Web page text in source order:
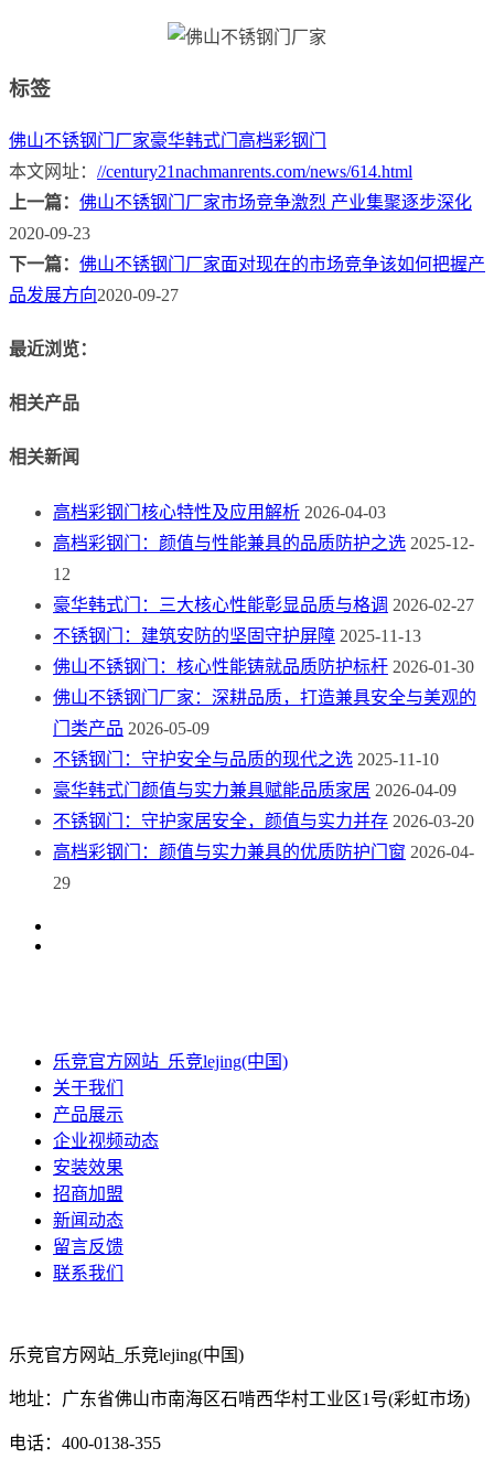
标签
佛山不锈钢门厂家豪华韩式门 高档彩钢门
本文网址： //century21nachmanrents.com/news/614.html
上一篇： 佛山不锈钢门厂家市场竞争激烈 产业集聚逐步深化
2020-09-23
下一篇： 佛山不锈钢门厂家面对现在的市场竞争该如何把握产
品发展方向2020-09-27
最近浏览：
相关产品
相关新闻
高档彩钢门核心特性及应用解析 2026-04-03
高档彩钢门：颜值与性能兼具的品质防护之选 2025-12-
12
豪华韩式门：三大核心性能彰显品质与格调 2026-02-27
不锈钢门：建筑安防的坚固守护屏障 2025-11-13
佛山不锈钢门：核心性能铸就品质防护标杆 2026-01-30
佛山不锈钢门厂家：深耕品质，打造兼具安全与美观的
门类产品 2026-05-09
不锈钢门：守护安全与品质的现代之选 2025-11-10
豪华韩式门颜值与实力兼具赋能品质家居 2026-04-09
不锈钢门：守护家居安全，颜值与实力并存 2026-03-20
高档彩钢门：颜值与实力兼具的优质防护门窗 2026-04-
29
乐竞官方网站_乐竞lejing(中国)
关于我们
产品展示
企业视频动态
安装效果
招商加盟
新闻动态
留言反馈
联系我们
乐竞官方网站_乐竞lejing(中国)
地址：广东省佛山市南海区石啃西华村工业区1号(彩虹市场)
电话：400-0138-355